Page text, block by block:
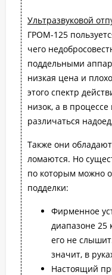
Ультразвуковой
ГРОМ-125
чего
поддельными
низкая цена и
этого спектр
низок, а в
различаться
Также они
ломаются. Но
по которым можно
подделки:
Фирменное
диапазоне 25
его не
значит, в
Настоящий